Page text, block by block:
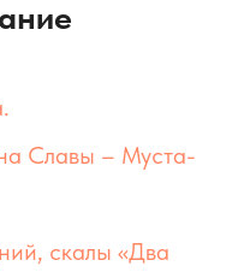
Славы – Муста-
скалы «Два